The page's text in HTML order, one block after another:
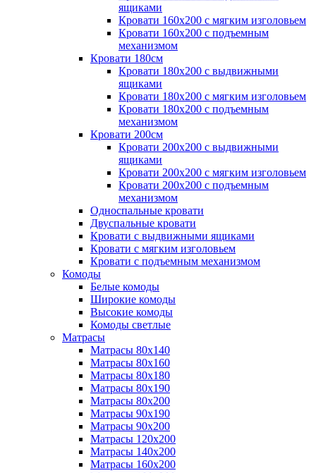
ящиками
Кровати 160х200 с мягким изголовьем
Кровати 160х200 с подъемным
механизмом
Кровати 180см
Кровати 180х200 с выдвижными
ящиками
Кровати 180х200 с мягким изголовьем
Кровати 180х200 с подъемным
механизмом
Кровати 200см
Кровати 200х200 с выдвижными
ящиками
Кровати 200х200 с мягким изголовьем
Кровати 200х200 с подъемным
механизмом
Односпальные кровати
Двуспальные кровати
Кровати с выдвижными ящиками
Кровати с мягким изголовьем
Кровати с подъемным механизмом
Комоды
Белые комоды
Широкие комоды
Высокие комоды
Комоды светлые
Матрасы
Матрасы 80х140
Матрасы 80х160
Матрасы 80х180
Матрасы 80х190
Матрасы 80х200
Матрасы 90х190
Матрасы 90х200
Матрасы 120х200
Матрасы 140х200
Матрасы 160х200